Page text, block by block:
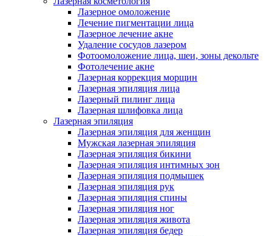
Лазерное омоложение
Лечение пигментации лица
Лазерное лечение акне
Удаление сосудов лазером
Фотоомоложение лица, шеи, зоны декольте
Фотолечение акне
Лазерная коррекция морщин
Лазерная эпиляция лица
Лазерный пилинг лица
Лазерная шлифовка лица
Лазерная эпиляция
Лазерная эпиляция для женщин
Мужская лазерная эпиляция
Лазерная эпиляция бикини
Лазерная эпиляция интимных зон
Лазерная эпиляция подмышек
Лазерная эпиляция рук
Лазерная эпиляция спины
Лазерная эпиляция ног
Лазерная эпиляция живота
Лазерная эпиляция бедер